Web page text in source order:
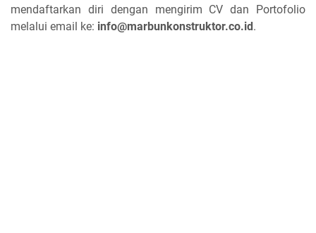
mendaftarkan diri dengan mengirim CV dan Portofolio
melalui email ke: info@marbunkonstruktor.co.id.